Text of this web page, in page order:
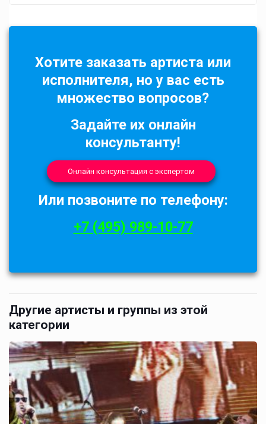
Хотите заказать артиста или
исполнителя, но у вас есть
множество вопросов?
Задайте их онлайн
консультанту!
Онлайн консультация с экспертом
Или позвоните по телефону:
+7 (495) 989-10-77
Другие артисты и группы из этой
категории